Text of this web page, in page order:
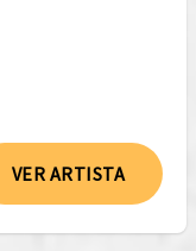
VER ARTISTA